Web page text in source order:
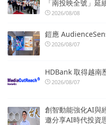
「南投映全號」延
2026/08/08
鎧應
2026/08/07
HDBank 取得越南
2026/08/07
創智動能強化AI與
邀分享AI時代投資